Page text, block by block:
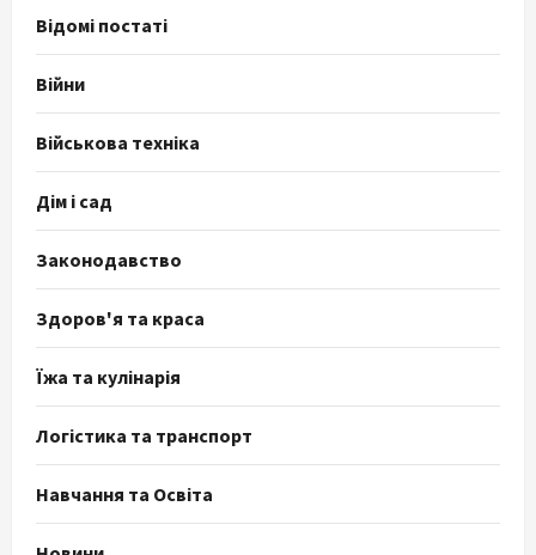
Відомі постаті
Війни
Військова техніка
Дім і сад
Законодавство
Здоров'я та краса
Їжа та кулінарія
Логістика та транспорт
Навчання та Освіта